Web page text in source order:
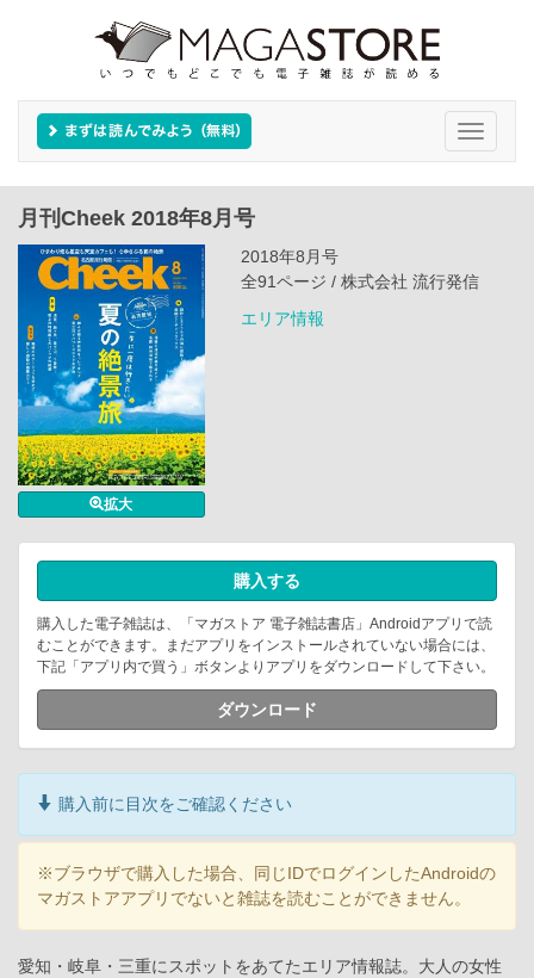
Toggle
月刊Cheek 2018年8月号
拡大
2018年8月号
全91ページ / 株式会社 流行発信
エリア情報
購入する
購入した電子雑誌は、「マガストア 電子雑誌書店」Androidアプリで読
むことができます。まだアプリをインストールされていない場合には、
下記「アプリ内で買う」ボタンよりアプリをダウンロードして下さい。
ダウンロード
購入前に目次をご確認ください
※ブラウザで購入した場合、同じIDでログインしたAndroidの
マガストアアプリでないと雑誌を読むことができません。
愛知・岐阜・三重にスポットをあてたエリア情報誌。大人の女性